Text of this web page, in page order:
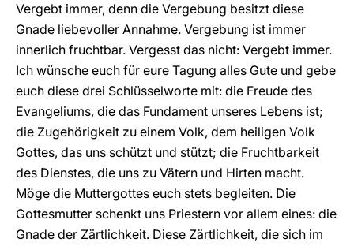
Vergebt immer, denn die Vergebung besitzt diese
Gnade liebevoller Annahme. Vergebung ist immer
innerlich fruchtbar. Vergesst das nicht: Vergebt immer.
Ich wünsche euch für eure Tagung alles Gute und gebe
euch diese drei Schlüsselworte mit: die Freude des
Evangeliums, die das Fundament unseres Lebens ist;
die Zugehörigkeit zu einem Volk, dem heiligen Volk
Gottes, das uns schützt und stützt; die Fruchtbarkeit
des Dienstes, die uns zu Vätern und Hirten macht.
Möge die Muttergottes euch stets begleiten. Die
Gottesmutter schenkt uns Priestern vor allem eines: die
Gnade der Zärtlichkeit. Diese Zärtlichkeit, die sich im